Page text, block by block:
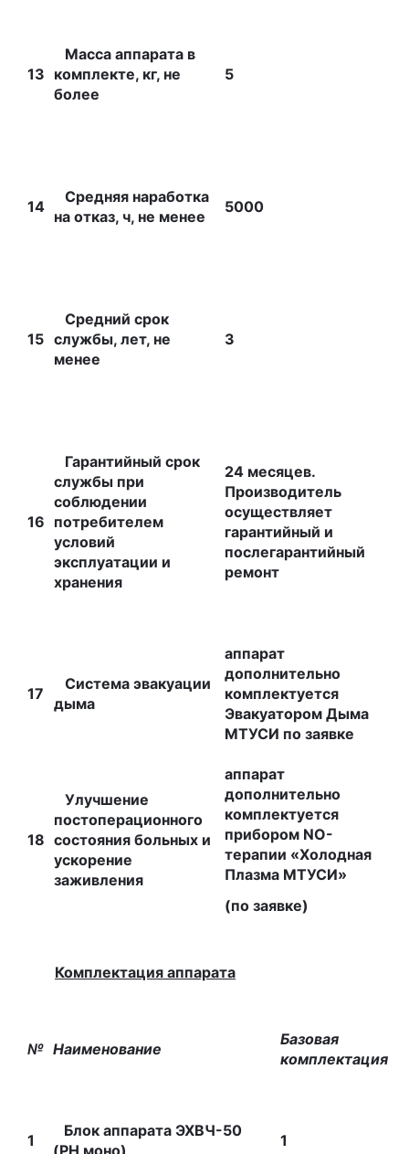
13
Масса аппарата в
комплекте, кг, не
более
5
14
Средняя наработка
на отказ, ч, не менее
5000
15
Средний срок
службы, лет, не
менее
3
16
Гарантийный срок
службы при
соблюдении
потребителем
условий
эксплуатации и
хранения
24 месяцев.
Производитель
осуществляет
гарантийный и
послегарантийный
ремонт
17
Система эвакуации
дыма
аппарат
дополнительно
комплектуется
Эвакуатором Дыма
МТУСИ по заявке
18
Улучшение
постоперационного
состояния больных и
ускорение
заживления
аппарат
дополнительно
комплектуется
прибором NO-
терапии «Холодная
Плазма МТУСИ»
(по заявке)
Комплектация аппарата
№ Наименование
Базовая
комплектация
1
Блок аппарата ЭХВЧ-50
(РН моно)
1